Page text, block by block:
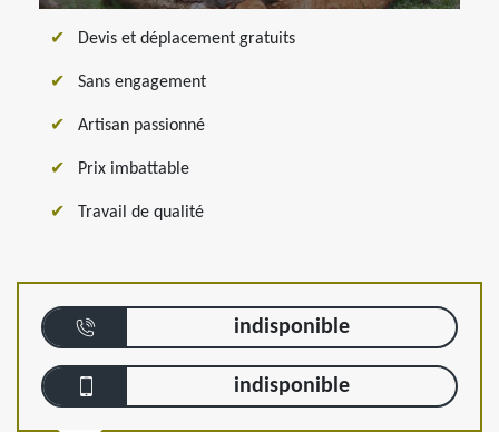
Devis et déplacement gratuits
Sans engagement
Artisan passionné
Prix imbattable
Travail de qualité
indisponible
indisponible